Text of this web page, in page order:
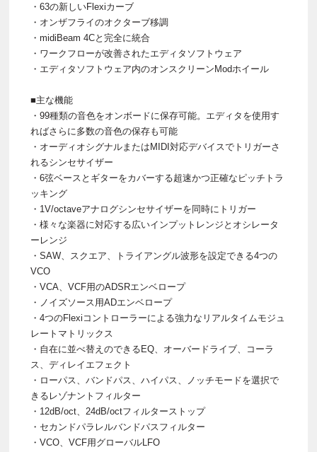
・63の新しいFlexiカーブ
・オンザフライのオクターブ移調
・midiBeam 4Cと完全に統合
・ワークフローが改善されたエディタソフトウェア
・エディタソフトウェア内のオンスクリーンModホイール
■主な機能
・99種類の音色をオンボードに保存可能。エディタを使用す
ればさらに多数の音色の保存も可能
・オーディオシグナルまたはMIDI対応デバイスでトリガーさ
れるシンセサイザー
・6弦ベースとギターをカバーする超速かつ正確なピッチトラ
ッキング
・1V/octaveアナログシンセサイザーを同時にトリガー
・様々な楽器に対応する広いインプットレンジとオシレータ
ーレンジ
・SAW、スクエア、トライアングル波形を設定できる4つの
VCO
・VCA、VCF用のADSRエンベロープ
・ノイズソース用ADエンベロープ
・4つのFlexiコントローラーによる強力なリアルタイムモジュ
レートマトリックス
・自在に並べ替えのできるEQ、オーバードライブ、コーラ
ス、ディレイエフェクト
・ローパス、バンドパス、ハイパス、ノッチモードを選択で
きるレゾナントフィルター
・12dB/oct、24dB/octフィルターストップ
・セカンドパラレルバンドパスフィルター
・VCO、VCF用グローバルLFO